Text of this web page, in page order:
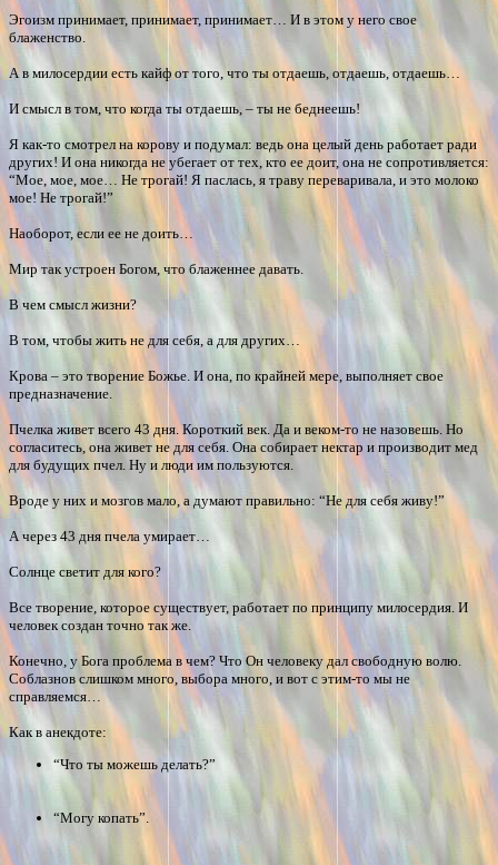
Эгоизм принимает, принимает, принимает… И в этом у него свое
блаженство.
А в милосердии есть кайф от того, что ты отдаешь, отдаешь, отдаешь…
И смысл в том, что когда ты отдаешь, – ты не беднеешь!
Я как-то смотрел на корову и подумал: ведь она целый день работает ради
других! И она никогда не убегает от тех, кто ее доит, она не сопротивляется:
“Мое, мое, мое… Не трогай! Я паслась, я траву переваривала, и это молоко
мое! Не трогай!”
Наоборот, если ее не доить…
Мир так устроен Богом, что блаженнее давать.
В чем смысл жизни?
В том, чтобы жить не для себя, а для других…
Крова – это творение Божье. И она, по крайней мере, выполняет свое
предназначение.
Пчелка живет всего 43 дня. Короткий век. Да и веком-то не назовешь. Но
согласитесь, она живет не для себя. Она собирает нектар и производит мед
для будущих пчел. Ну и люди им пользуются.
Вроде у них и мозгов мало, а думают правильно: “Не для себя живу!”
А через 43 дня пчела умирает…
Солнце светит для кого?
Все творение, которое существует, работает по принципу милосердия. И
человек создан точно так же.
Конечно, у Бога проблема в чем? Что Он человеку дал свободную волю.
Соблазнов слишком много, выбора много, и вот с этим-то мы не
справляемся…
Как в анекдоте:
“Что ты можешь делать?”
“Могу копать”.